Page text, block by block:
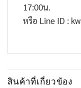
17:00น.
หรือ Line ID :
สินค้าที่เกี่ยวข้อง